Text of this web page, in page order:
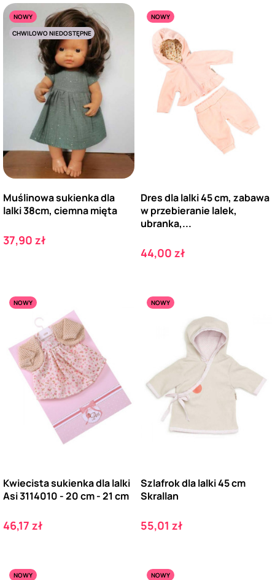
NOWY
CHWILOWO NIEDOSTĘPNE
Muślinowa sukienka dla
lalki 38cm, ciemna mięta
Cena
37,90 zł
NOWY
Dres dla lalki 45 cm, zabawa
w przebieranie lalek,
ubranka,...
Cena
44,00 zł
NOWY
Kwiecista sukienka dla lalki
Asi 3114010 - 20 cm - 21 cm
Cena
46,17 zł
NOWY
Szlafrok dla lalki 45 cm
Skrallan
Cena
55,01 zł
NOWY
NOWY